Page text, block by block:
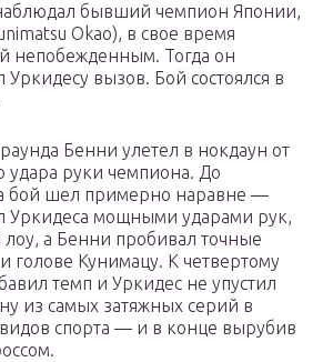
бывший чемпион Японии,
Okao), в свое время
непобежденным. Тогда он
Уркидесу вызов. Бой состоялся в
Бенни улетел в нокдаун от
удара руки чемпиона. До
бой шел примерно наравне —
Уркидеса мощными ударами рук,
лоу, а Бенни пробивал точные
голове Кунимацу. К четвертому
темп и Уркидес не упустил
из самых затяжных серий в
спорта — и в конце вырубив